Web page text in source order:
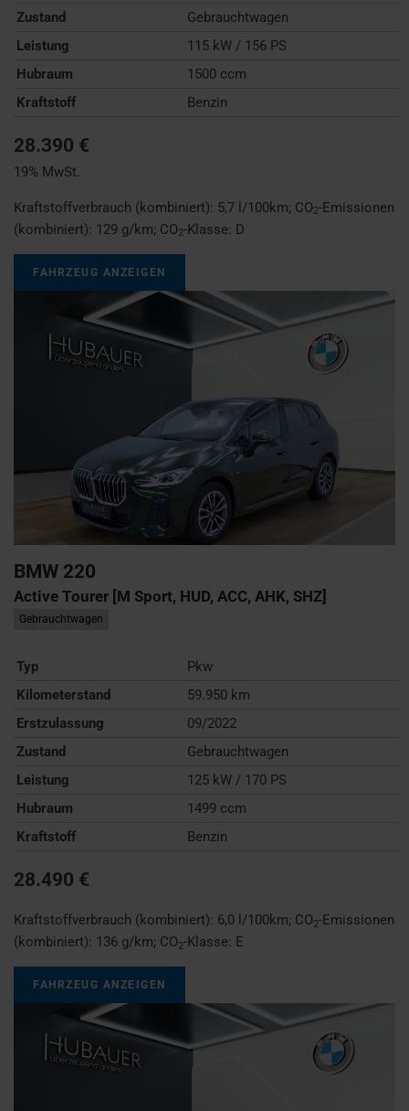
Zustand
Gebrauchtwagen
Leistung
115 kW / 156 PS
Hubraum
1500 ccm
Kraftstoff
Benzin
28.390 €
19% MwSt.
Kraftstoffverbrauch (kombiniert): 5,7 l/100km; CO2-Emissionen
(kombiniert): 129 g/km; CO2-Klasse: D
FAHRZEUG ANZEIGEN
BMW 220
Active Tourer [M Sport, HUD, ACC, AHK, SHZ]
Gebrauchtwagen
Typ
Pkw
Kilometerstand
59.950 km
Erstzulassung
09/2022
Zustand
Gebrauchtwagen
Leistung
125 kW / 170 PS
Hubraum
1499 ccm
Kraftstoff
Benzin
28.490 €
Kraftstoffverbrauch (kombiniert): 6,0 l/100km; CO2-Emissionen
(kombiniert): 136 g/km; CO2-Klasse: E
FAHRZEUG ANZEIGEN